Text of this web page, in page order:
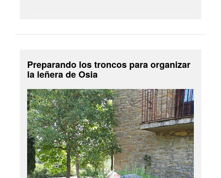
Preparando los troncos para organizar
la leñera de Osia